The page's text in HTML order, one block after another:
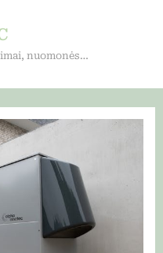
nuomonės…